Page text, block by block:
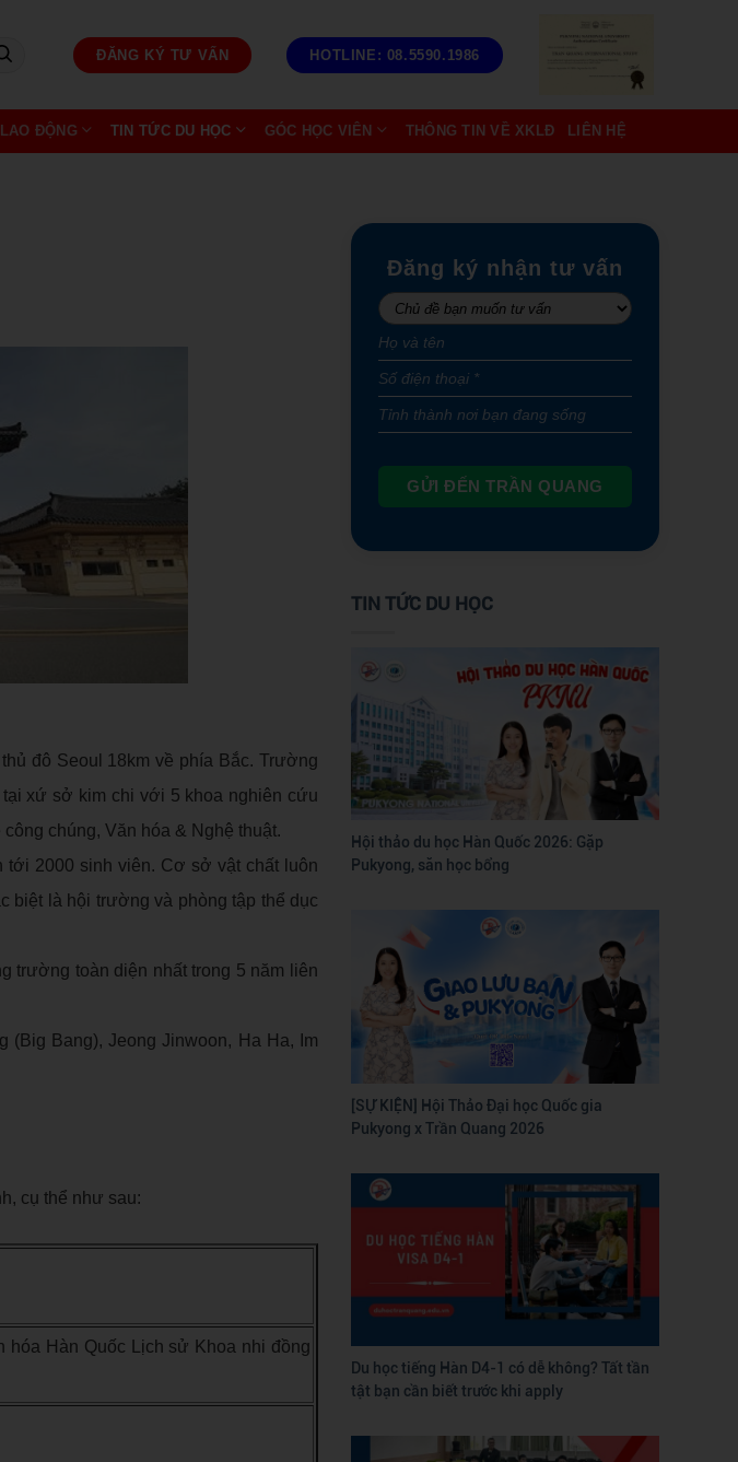
ĐĂNG KÝ TƯ VẤN HOTLINE: 08.5590.1986
ĐỘNG TIN TỨC DU HỌC GÓC HỌC VIÊN THÔNG TIN VỀ XKLĐ LIÊN HỆ
đô Seoul 18km về phía Bắc. Trường
xứ sở kim chi với 5 khoa nghiên cứu
chúng, Văn hóa & Nghệ thuật.
2000 sinh viên. Cơ sở vật chất luôn
biệt là hội trường và phòng tập thể dục
trường toàn diện nhất trong 5 năm liên
(Big Bang), Jeong Jinwoon, Ha Ha, Im
cụ thể như sau:
hóa Hàn Quốc Lịch sử Khoa nhi đồng
Đăng ký nhận tư vấn
GỬI ĐẾN TRẦN QUANG
TIN TỨC DU HỌC
Hội thảo du học Hàn Quốc 2026: Gặp
Pukyong, săn học bổng
[SỰ KIỆN] Hội Thảo Đại học Quốc gia
Pukyong x Trần Quang 2026
Du học tiếng Hàn D4-1 có dễ không? Tất tần
tật bạn cần biết trước khi apply